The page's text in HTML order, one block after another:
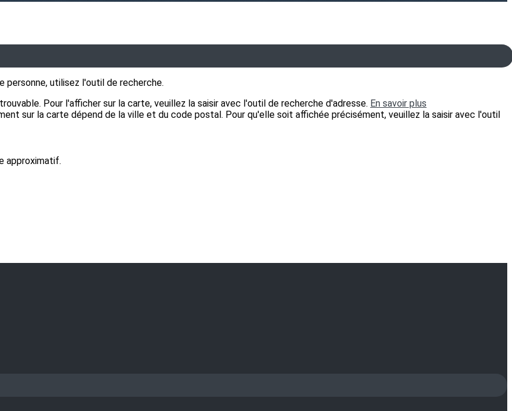
personne, utilisez l'outil de recherche.
Pour l'afficher sur la carte, veuillez la saisir avec l'outil de recherche d'adresse. En savoir plus
sur la carte dépend de la ville et du code postal. Pour qu'elle soit affichée précisément, veuillez la saisir avec l'outil
approximatif.